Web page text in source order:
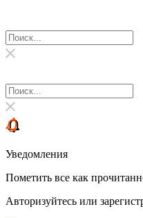
Уведомления
Пометить все как
Авторизуйтесь или